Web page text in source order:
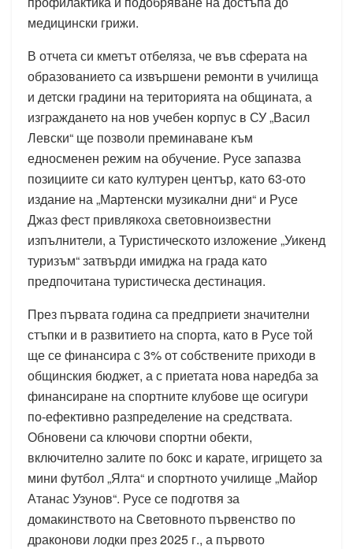
медицински грижи.
В отчета си кметът отбеляза, че във сферата на
образованието са извършени ремонти в училища
и детски градини на територията на общината, а
изграждането на нов учебен корпус в СУ „Васил
Левски“ ще позволи преминаване към
едносменен режим на обучение. Русе запазва
позициите си като културен център, като 63-ото
издание на „Мартенски музикални дни“ и Русе
Джаз фест привлякоха световноизвестни
изпълнители, а Туристическото изложение „Уикенд
туризъм“ затвърди имиджа на града като
предпочитана туристическа дестинация.
През първата година са предприети значителни
стъпки и в развитието на спорта, като в Русе той
ще се финансира с 3% от собствените приходи в
общинския бюджет, а с приетата нова наредба за
финансиране на спортните клубове ще осигури
по-ефективно разпределение на средствата.
Обновени са ключови спортни обекти,
включително залите по бокс и карате, игрището за
мини футбол „Ялта“ и спортното училище „Майор
Атанас Узунов“. Русе се подготвя за
домакинството на Световното първенство по
драконови лодки през 2025 г., а първото